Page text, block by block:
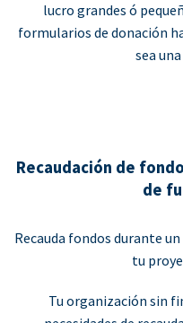
lucro grandes ó
formularios de donación
sea
Recaudación de
de
Recauda fondos durante
tu
Tu organización sin